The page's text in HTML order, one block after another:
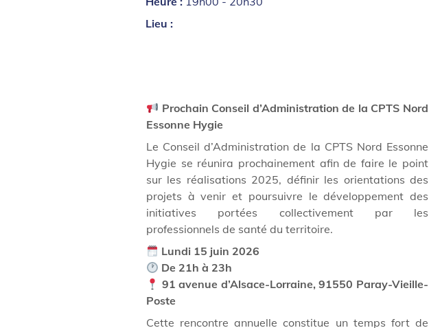
Lieu :
Prochain Conseil d’Administration de la CPTS Nord
Essonne Hygie
Le Conseil d’Administration de la CPTS Nord Essonne
Hygie se réunira prochainement afin de faire le point
sur les réalisations 2025, définir les orientations des
projets à venir et poursuivre le développement des
initiatives portées collectivement par les
professionnels de santé du territoire.
Lundi 15 juin 2026
De 21h à 23h
91 avenue d’Alsace-Lorraine, 91550 Paray-Vieille-
Poste
Cette rencontre annuelle constitue un temps fort de